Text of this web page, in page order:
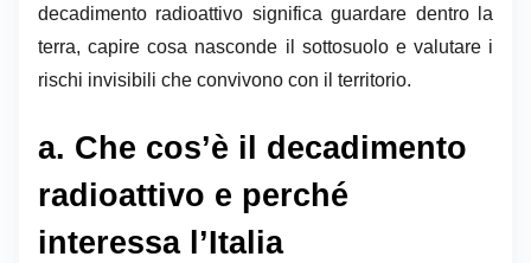
decadimento radioattivo significa guardare dentro la
terra, capire cosa nasconde il sottosuolo e valutare i
rischi invisibili che convivono con il territorio.
a. Che cos’è il decadimento
radioattivo e perché
interessa l’Italia